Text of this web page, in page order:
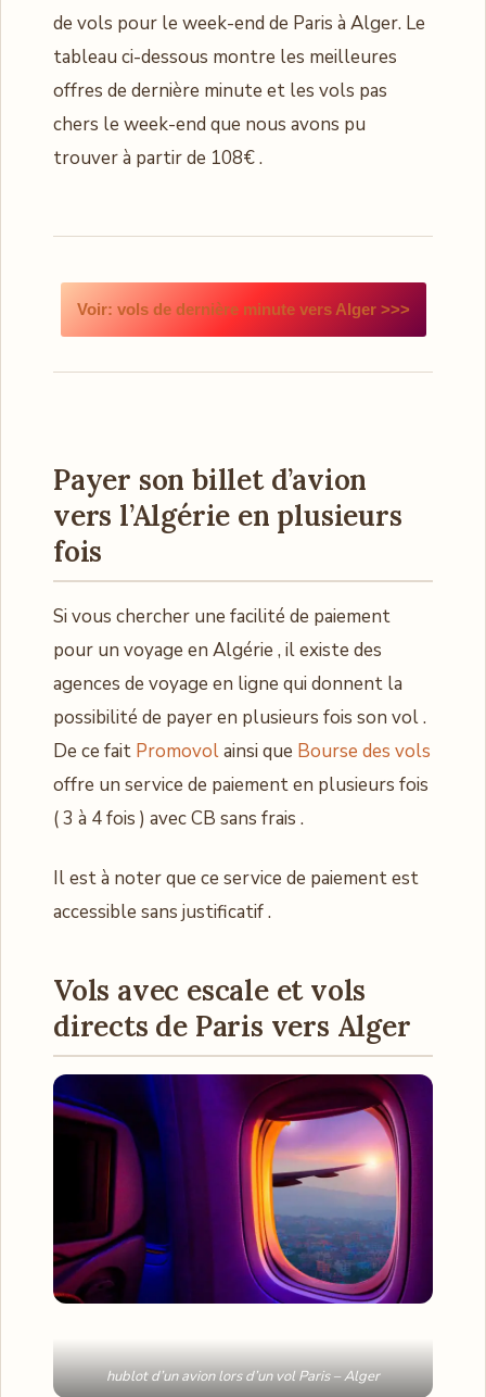
de vols pour le week-end de Paris à Alger. Le
tableau ci-dessous montre les meilleures
offres de dernière minute et les vols pas
chers le week-end que nous avons pu
trouver à partir de 108€ .
Voir: vols de dernière minute vers Alger >>>
Payer son billet d’avion
vers l’Algérie en plusieurs
fois
Si vous chercher une facilité de paiement
pour un voyage en Algérie , il existe des
agences de voyage en ligne qui donnent la
possibilité de payer en plusieurs fois son vol .
De ce fait Promovolainsi que Bourse des vols
offre un service de paiement en plusieurs fois
( 3 à 4 fois ) avec CB sans frais .
Il est à noter que ce service de paiement est
accessible sans justificatif .
Vols avec escale et vols
directs de Paris vers Alger
hublot d’un avion lors d’un vol Paris – Alger